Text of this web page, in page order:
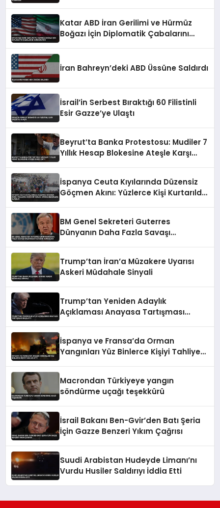
Katar ABD İran Gerilimi ve Hürmüz
Boğazı İçin Diplomatik Çabalarını
İran Bahreyn’deki ABD Üssüne Saldırdı
İsrail’in Serbest Bıraktığı 60 Filistinli
Esir Gazze’ye Ulaştı
Beyrut’ta Banka Protestosu: Mudiler 7
Yıllık Hesap Blokesine Ateşle Karşı
İspanya Ceuta Kıyılarında Düzensiz
Göçmen Akını: Yüzlerce Kişi Kurtarıldı,
BM Genel Sekreteri Guterres
Dünyanın Daha Fazla Savaşı
Trump’tan İran’a Müzakere Uyarısı
Askeri Müdahale Sinyali
Trump’tan Yeniden Adaylık
Açıklaması Anayasa Tartışması
İspanya ve Fransa’da Orman
Yangınları Yüz Binlerce Kişiyi Tahliye
Macrondan Türkiyeye yangın
söndürme uçağı teşekkürü
İsrail Bakanı Ben-Gvir’den Batı Şeria
İçin Gazze Benzeri Yıkım Çağrısı
Suudi Arabistan Hudeyde Limanı’nı
Vurdu Husiler Saldırıyı İddia Etti